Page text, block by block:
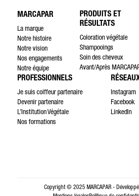
MARCAPAR
La marque
Notre histoire
Notre vision
Nos engagements
Notre équipe
PRODUITS ET
RÉSULTATS
Coloration végétale
Shampooings
Soin des cheveux
Avant/Après
PROFESSIONNELS
Je suis coiffeur partenaire
Devenir partenaire
L’Institution Végétale
Nos formations
Instagram
Facebook
LinkedIn
Copyright © 2025 MARCAPAR -